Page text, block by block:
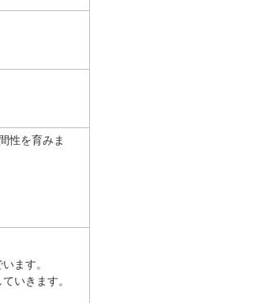
性を育みま
ます。
いきます。